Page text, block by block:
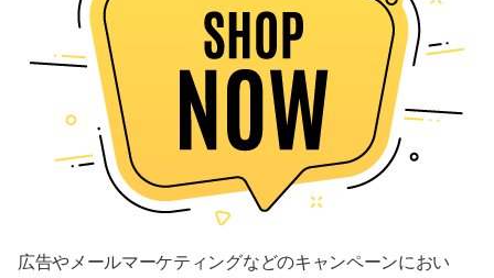
広告やメールマーケティングなどのキャンペーンにおい